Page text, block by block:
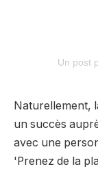
Un post
Naturellement,
un succès
avec une
'Prenez de la